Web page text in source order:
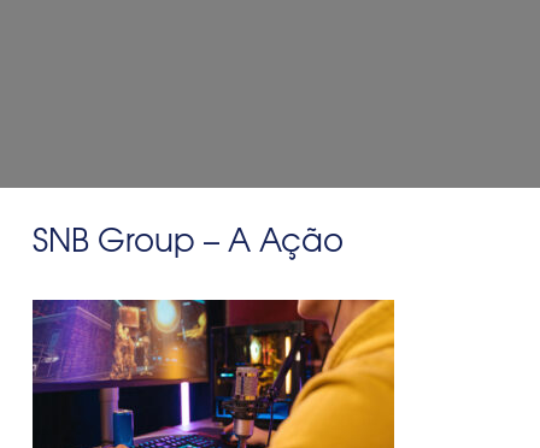
SNB Group – A Ação